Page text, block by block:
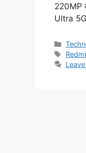
220MP
Ultra 5G
Tags